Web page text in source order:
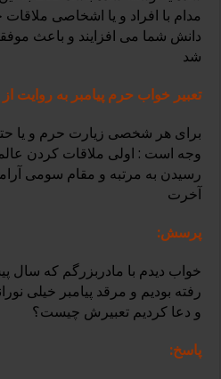
مدام با افراد و یا اشخاصی
دانش شما می افزایند و باعث
شد
تعبیر خواب حرم پیامبر به روایت
برای هر شخصی زیارت حرم و یا
وجه است : اولی ملاقات کردن
رسیدن به مرتبه و مقام سومی
آخرت
پرسش:
خواب دیدم با مادربزرگم که سال
رفته بودیم و مرقد پیامبر خیلی
و دعا کردیم تعبیرش چیست؟
پاسخ: